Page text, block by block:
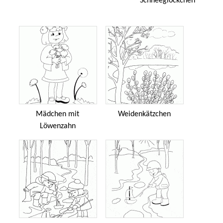
Mädchen mit
Löwenzahn
Weidenkätzchen